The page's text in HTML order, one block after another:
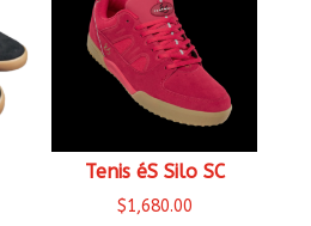
Tenis éS Silo SC
$1,680.00